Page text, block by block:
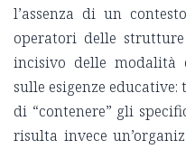
l’assenza di un
operatori delle
incisivo delle modalità
sulle esigenze
di “contenere” gli
risulta invece